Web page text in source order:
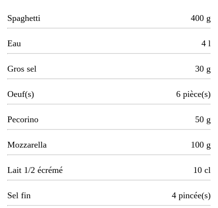
Spaghetti 400 g
Eau 4 l
Gros sel 30 g
Oeuf(s) 6 pièce(s)
Pecorino 50 g
Mozzarella 100 g
Lait 1/2 écrémé 10 cl
Sel fin 4 pincée(s)